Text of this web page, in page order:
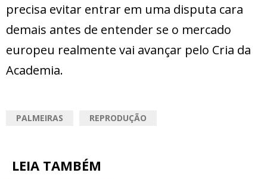
precisa evitar entrar em uma disputa cara
demais antes de entender se o mercado
europeu realmente vai avançar pelo Cria da
Academia.
PALMEIRAS REPRODUÇÃO
LEIA TAMBÉM